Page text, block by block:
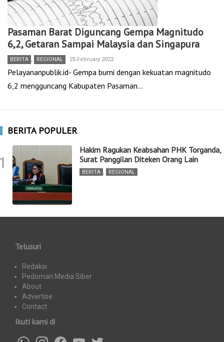
Pasaman Barat Diguncang Gempa Magnitudo
6,2, Getaran Sampai Malaysia dan Singapura
BERITA , REGIONAL 25 February 2022
Pelayananpublik.id- Gempa bumi dengan kekuatan magnitudo
6,2 mengguncang Kabupaten Pasaman…
BERITA POPULER
Hakim Ragukan Keabsahan PHK Torganda,
Surat Panggilan Diteken Orang Lain
BERITA , REGIONAL
Telusuri
Redaksi
Pedoman Media Siber
About
Advertise
Contact
Ikuti kami di